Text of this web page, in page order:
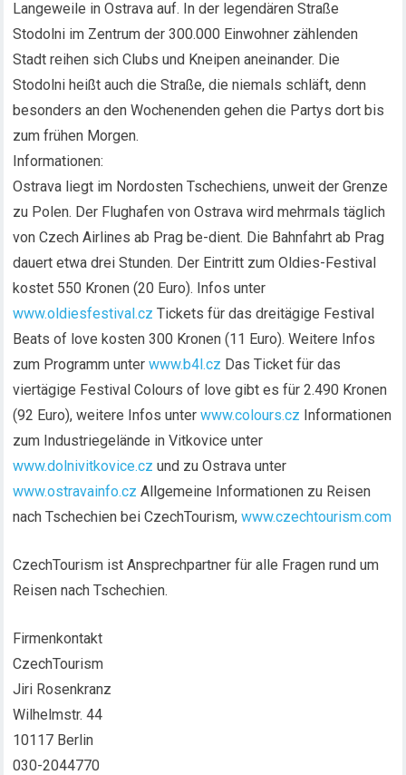
Langeweile in Ostrava auf. In der legendären Straße
Stodolni im Zentrum der 300.000 Einwohner zählenden
Stadt reihen sich Clubs und Kneipen aneinander. Die
Stodolni heißt auch die Straße, die niemals schläft, denn
besonders an den Wochenenden gehen die Partys dort bis
zum frühen Morgen.
Informationen:
Ostrava liegt im Nordosten Tschechiens, unweit der Grenze
zu Polen. Der Flughafen von Ostrava wird mehrmals täglich
von Czech Airlines ab Prag be-dient. Die Bahnfahrt ab Prag
dauert etwa drei Stunden. Der Eintritt zum Oldies-Festival
kostet 550 Kronen (20 Euro). Infos unter
www.oldiesfestival.cz Tickets für das dreitägige Festival
Beats of love kosten 300 Kronen (11 Euro). Weitere Infos
zum Programm unterwww.b4l.cz Das Ticket für das
viertägige Festival Colours of love gibt es für 2.490 Kronen
(92 Euro), weitere Infos unterwww.colours.cz Informationen
zum Industriegelände in Vitkovice unter
www.dolnivitkovice.cz und zu Ostrava unter
www.ostravainfo.cz Allgemeine Informationen zu Reisen
nach Tschechien bei CzechTourism,www.czechtourism.com
CzechTourism ist Ansprechpartner für alle Fragen rund um
Reisen nach Tschechien.
Firmenkontakt
CzechTourism
Jiri Rosenkranz
Wilhelmstr. 44
10117 Berlin
030-2044770